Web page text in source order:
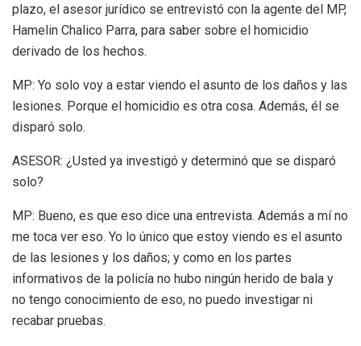
plazo, el asesor jurídico se entrevistó con la agente del MP,
Hamelin Chalico Parra, para saber sobre el homicidio
derivado de los hechos.
MP: Yo solo voy a estar viendo el asunto de los daños y las
lesiones. Porque el homicidio es otra cosa. Además, él se
disparó solo.
ASESOR: ¿Usted ya investigó y determinó que se disparó
solo?
MP: Bueno, es que eso dice una entrevista. Además a mí no
me toca ver eso. Yo lo único que estoy viendo es el asunto
de las lesiones y los daños; y como en los partes
informativos de la policía no hubo ningún herido de bala y
no tengo conocimiento de eso, no puedo investigar ni
recabar pruebas.